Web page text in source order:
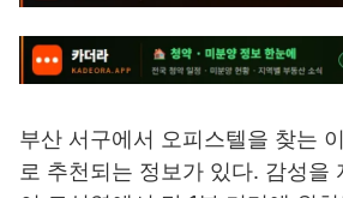
부산 서구에서 오피스텔을 찾는
로 추천되는 정보가 있다. 감성을